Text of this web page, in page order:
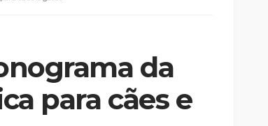
da
para cães e